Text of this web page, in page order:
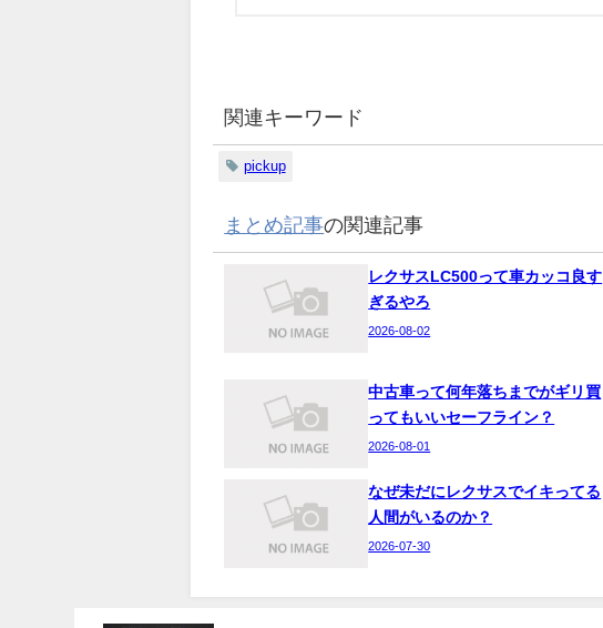
関連キーワード
pickup
まとめ記事の関連記事
レクサスLC500って車カッコ良す
ぎるやろ
2026-08-02
中古車って何年落ちまでがギリ買
ってもいいセーフライン？
2026-08-01
なぜ未だにレクサスでイキってる
人間がいるのか？
2026-07-30